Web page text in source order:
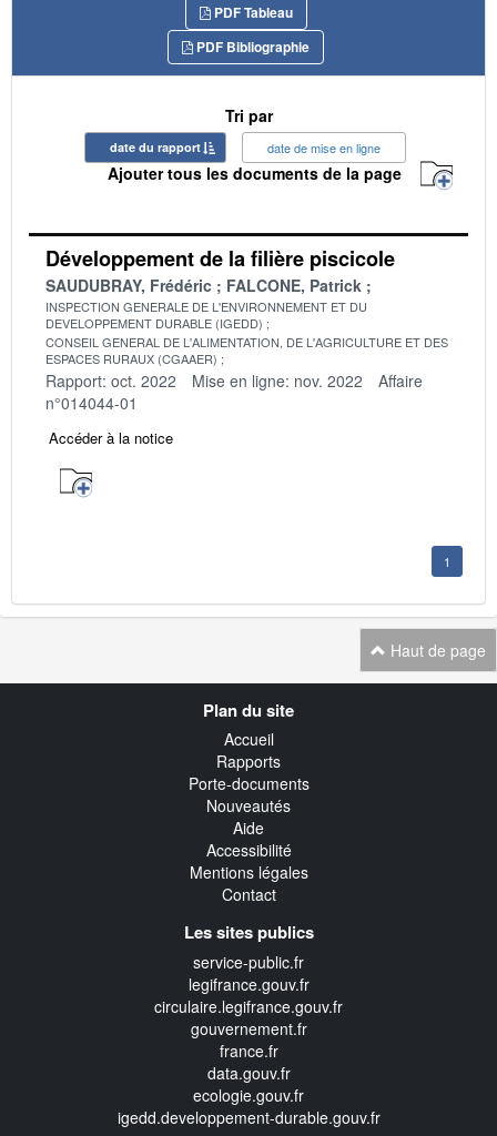
PDF Tableau
PDF Bibliographie
Tri par
date du rapport date de mise en ligne
Ajouter tous les documents de la page
Développement de la filière piscicole
SAUDUBRAY, Frédéric FALCONE, Patrick
INSPECTION GENERALE DE L'ENVIRONNEMENT ET DU
DEVELOPPEMENT DURABLE (IGEDD)
CONSEIL GENERAL DE L'ALIMENTATION, DE L'AGRICULTURE ET DES
ESPACES RURAUX (CGAAER)
Rapport: oct. 2022 Mise en ligne: nov. 2022
Affaire
n°014044-01
Accéder à la notice
1
Haut de page
Plan du site
Accueil
Rapports
Porte-documents
Nouveautés
Aide
Accessibilité
Mentions légales
Contact
Les sites publics
service-public.fr
legifrance.gouv.fr
circulaire.legifrance.gouv.fr
gouvernement.fr
france.fr
data.gouv.fr
ecologie.gouv.fr
igedd.developpement-durable.gouv.fr